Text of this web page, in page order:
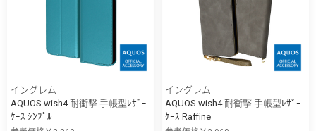
イングレム
AQUOS wish4 耐衝撃 手帳型ﾚｻﾞｰ
ｹｰｽ ｼﾝﾌﾟﾙ
イングレム
AQUOS wish4 耐衝撃 手帳型ﾚｻﾞｰ
ｹｰｽ Raffine